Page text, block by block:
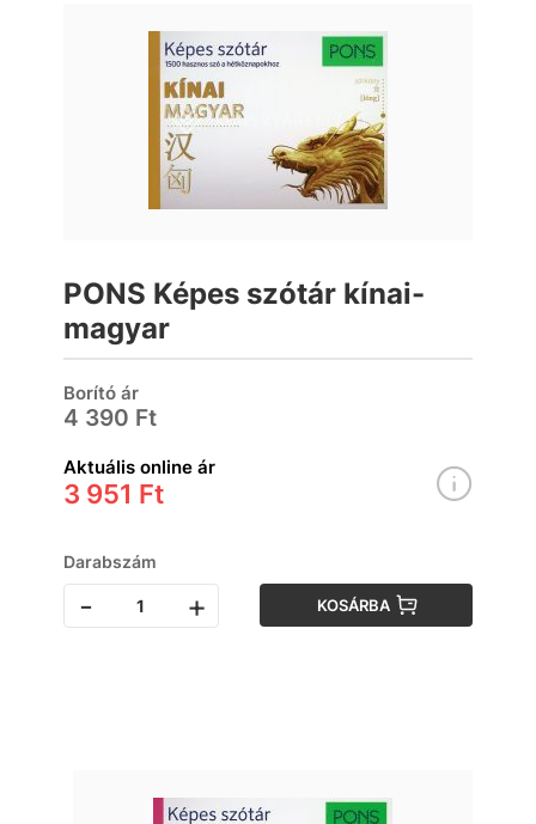
PONS Képes szótár kínai-
magyar
Borító ár
4 390 Ft
Aktuális online ár
3 951 Ft
Darabszám
- + KOSÁRBA